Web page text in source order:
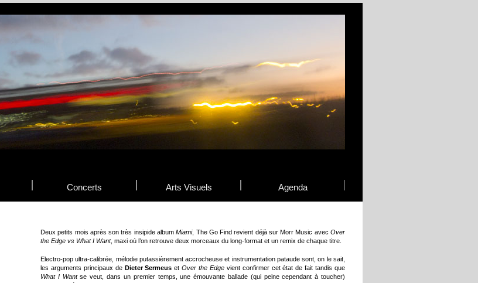
Concerts Arts Visuels Agenda
Deux petits mois après son très insipide albumMiami, The Go Find revient déjà sur Morr Music avecOver
the Edge vs What I Want, maxi où l’on retrouve deux morceaux du long-format et un remix de chaque titre.
Electro-pop ultra-calibrée, mélodie putassièrement accrocheuse et instrumentation pataude sont, on le sait,
les arguments principaux de Dieter Sermeus etOver the Edgevient confirmer cet état de fait tandis que
What I Wantse veut, dans un premier temps, une émouvante ballade (qui peine cependant à toucher)